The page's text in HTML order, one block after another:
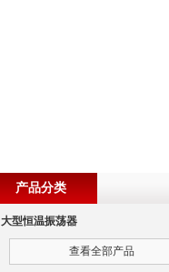
产品分类
大型恒温振荡器
查看全部产品